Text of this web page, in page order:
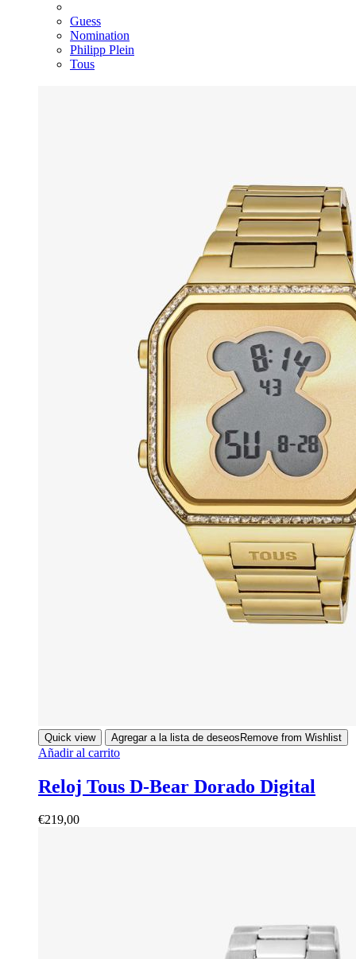
Guess
Nomination
Philipp Plein
Tous
Quick view Agregar a la lista de deseosRemove from Wishlist
Añadir al carrito
Reloj Tous D-Bear Dorado Digital
€219,00